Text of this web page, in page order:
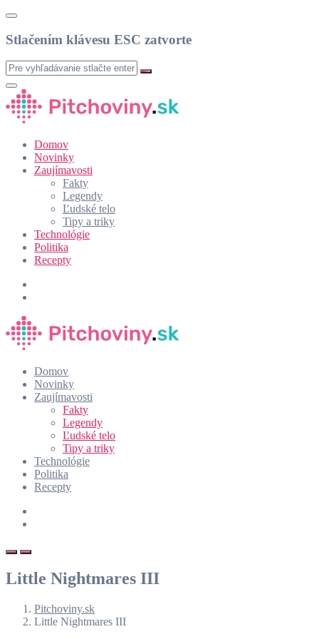
Stlačením klávesu ESC zatvorte
Domov
Novinky
Zaujímavosti
Fakty
Legendy
Ľudské telo
Tipy a triky
Technológie
Politika
Recepty
Domov
Novinky
Zaujímavosti
Fakty
Legendy
Ľudské telo
Tipy a triky
Technológie
Politika
Recepty
Little Nightmares III
Pitchoviny.sk
Little Nightmares III